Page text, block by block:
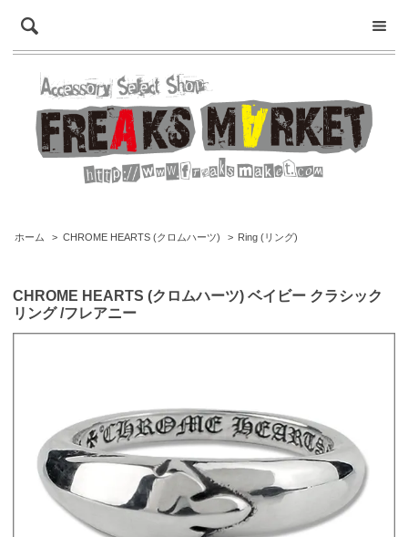
ホーム > CHROME HEARTS (クロムハーツ) > Ring (リング)
CHROME HEARTS (クロムハーツ) ベイビー クラシック
リング /フレアニー